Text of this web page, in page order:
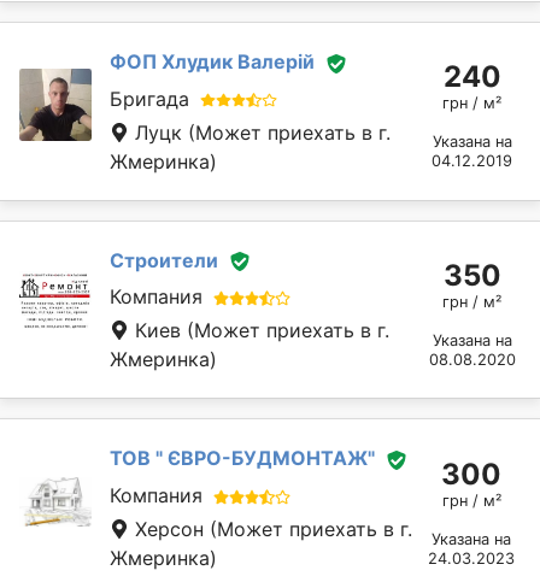
ФОП Хлудик Валерій
Бригада
Луцк (Может приехать в г.
Жмеринка)
240
грн / м²
Указана на
04.12.2019
Строители
Компания
Киев (Может приехать в г.
Жмеринка)
350
грн / м²
Указана на
08.08.2020
ТОВ " ЄВРО-БУДМОНТАЖ"
Компания
Херсон (Может приехать в г.
Жмеринка)
300
грн / м²
Указана на
24.03.2023